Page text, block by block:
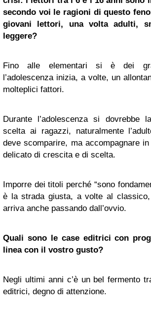
secondo voi le ragioni di questo
giovani lettori, una volta adulti,
leggere?
Fino alle elementari si è dei
l’adolescenza inizia, a volte, un
molteplici fattori.
Durante l’adolescenza si dovrebbe
scelta ai ragazzi, naturalmente
deve scomparire, ma accompagnare
delicato di crescita e di scelta.
Imporre dei titoli perché “sono
è la strada giusta, a volte al classico,
arriva anche passando dall’ovvio.
Quali sono le case editrici con
linea con il vostro gusto?
Negli ultimi anni c’è un bel fermento
editrici, degno di attenzione.